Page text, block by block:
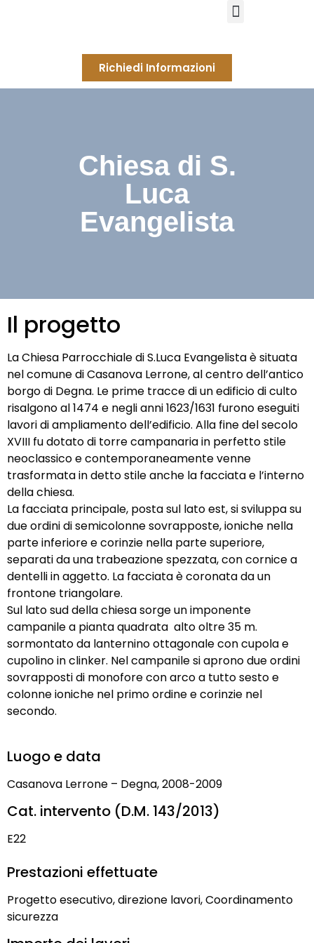
Richiedi Informazioni
Chiesa di S.
Luca
Evangelista
Il progetto
La Chiesa Parrocchiale di S.Luca Evangelista è situata
nel comune di Casanova Lerrone, al centro dell’antico
borgo di Degna. Le prime tracce di un edificio di culto
risalgono al 1474 e negli anni 1623/1631 furono eseguiti
lavori di ampliamento dell’edificio. Alla fine del secolo
XVIII fu dotato di torre campanaria in perfetto stile
neoclassico e contemporaneamente venne
trasformata in detto stile anche la facciata e l’interno
della chiesa.
La facciata principale, posta sul lato est, si sviluppa su
due ordini di semicolonne sovrapposte, ioniche nella
parte inferiore e corinzie nella parte superiore,
separati da una trabeazione spezzata, con cornice a
dentelli in aggetto. La facciata è coronata da un
frontone triangolare.
Sul lato sud della chiesa sorge un imponente
campanile a pianta quadrata alto oltre 35 m.
sormontato da lanternino ottagonale con cupola e
cupolino in clinker. Nel campanile si aprono due ordini
sovrapposti di monofore con arco a tutto sesto e
colonne ioniche nel primo ordine e corinzie nel
secondo.
Luogo e data
Casanova Lerrone – Degna, 2008-2009
Cat. intervento (D.M. 143/2013)
E22
Prestazioni effettuate
Progetto esecutivo, direzione lavori, Coordinamento
sicurezza